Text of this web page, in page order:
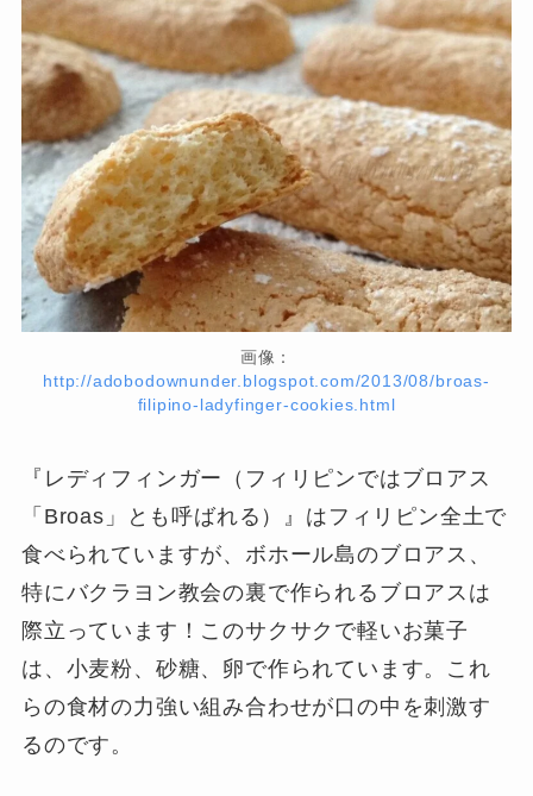
画像：
http://adobodownunder.blogspot.com/2013/08/broas-
filipino-ladyfinger-cookies.html
『レディフィンガー（フィリピンではブロアス
「Broas」とも呼ばれる）』はフィリピン全土で
食べられていますが、ボホール島のブロアス、
特にバクラヨン教会の裏で作られるブロアスは
際立っています！このサクサクで軽いお菓子
は、小麦粉、砂糖、卵で作られています。これ
らの食材の力強い組み合わせが口の中を刺激す
るのです。